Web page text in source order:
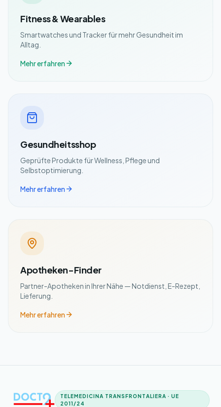
Fitness & Wearables
Smartwatches und Tracker für mehr Gesundheit im
Alltag.
Mehr erfahren
Gesundheitsshop
Geprüfte Produkte für Wellness, Pflege und
Selbstoptimierung.
Mehr erfahren
Apotheken-Finder
Partner-Apotheken in Ihrer Nähe — Notdienst, E-Rezept,
Lieferung.
Mehr erfahren
TELEMEDICINA TRANSFRONTALIERA · UE
2011/24